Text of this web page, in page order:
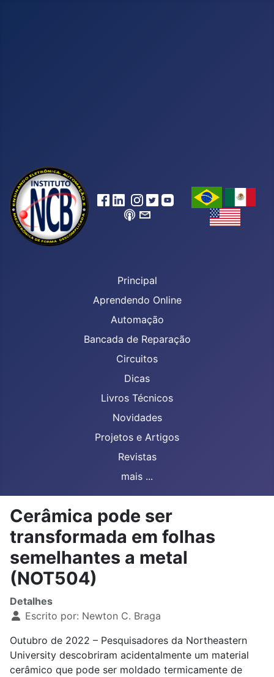
Principal
Aprendendo Online
Automação
Bancada de Reparação
Circuitos
Dicas
Livros Técnicos
Novidades
Projetos e Artigos
Revistas
mais ...
Cerâmica pode ser
transformada em folhas
semelhantes a metal
(NOT504)
Detalhes
Escrito por: Newton C. Braga
Outubro de 2022 – Pesquisadores da Northeastern
University descobriram acidentalmente um material
cerâmico que pode ser moldado termicamente de